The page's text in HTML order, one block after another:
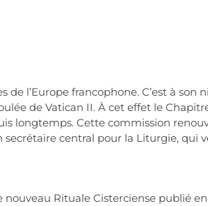
l’Europe francophone. C’est à son
de Vatican II. À cet effet le
longtemps. Cette commission
central pour la Liturgie, qui
Rituale Cisterciense publié